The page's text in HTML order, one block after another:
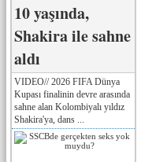
10 yaşında,
Shakira ile sahne
aldı
VIDEO// 2026 FIFA Dünya
Kupası finalinin devre arasında
sahne alan Kolombiyalı yıldız
Shakira'ya, dans ...